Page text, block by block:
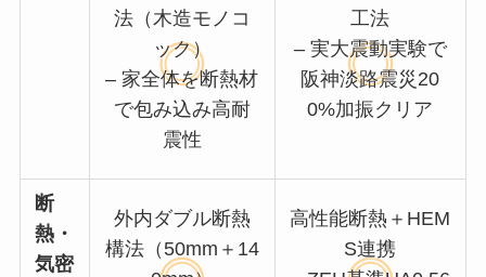
法（木造モノコ
ック）
– 家全体を断熱材
で包み込み高耐
震性
工法
– 実大震動実験で
阪神淡路震災20
0%加振クリア
断
熱・
気密
外内ダブル断熱
構法（50mm＋14
高性能断熱＋HEM
S連携